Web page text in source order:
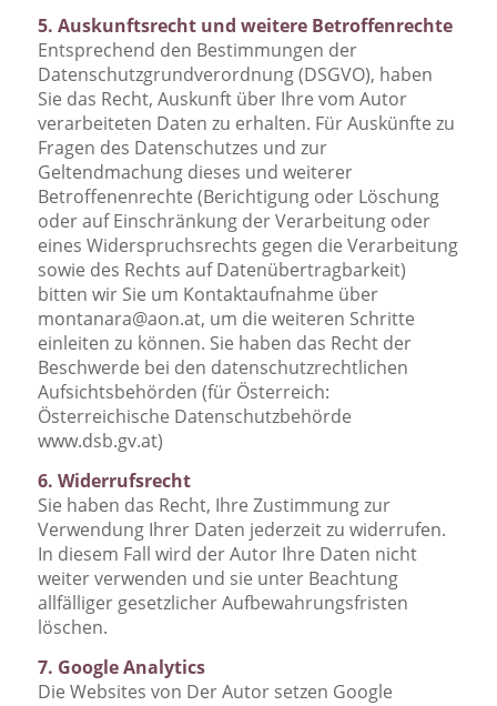
5. Auskunftsrecht und weitere Betroffenrechte
Entsprechend den Bestimmungen der
Datenschutzgrundverordnung (DSGVO), haben
Sie das Recht, Auskunft über Ihre vom Autor
verarbeiteten Daten zu erhalten. Für Auskünfte zu
Fragen des Datenschutzes und zur
Geltendmachung dieses und weiterer
Betroffenenrechte (Berichtigung oder Löschung
oder auf Einschränkung der Verarbeitung oder
eines Widerspruchsrechts gegen die Verarbeitung
sowie des Rechts auf Datenübertragbarkeit)
bitten wir Sie um Kontaktaufnahme über
montanara@aon.at, um die weiteren Schritte
einleiten zu können. Sie haben das Recht der
Beschwerde bei den datenschutzrechtlichen
Aufsichtsbehörden (für Österreich:
Österreichische Datenschutzbehörde
www.dsb.gv.at)
6. Widerrufsrecht
Sie haben das Recht, Ihre Zustimmung zur
Verwendung Ihrer Daten jederzeit zu widerrufen.
In diesem Fall wird der Autor Ihre Daten nicht
weiter verwenden und sie unter Beachtung
allfälliger gesetzlicher Aufbewahrungsfristen
löschen.
7. Google Analytics
Die Websites von Der Autor setzen Google